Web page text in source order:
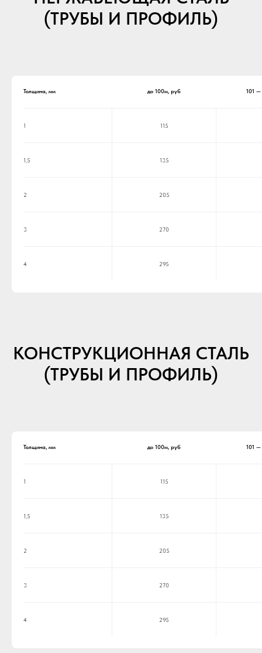
(ТРУБЫ И ПРОФИЛЬ)
Толщина, мм до 100м, руб 101
1 115
1,5 135
2 205
3 270
4 295
КОНСТРУКЦИОННАЯ СТАЛЬ
(ТРУБЫ И ПРОФИЛЬ)
Толщина, мм до 100м, руб 101
1 115
1,5 135
2 205
3 270
4 295